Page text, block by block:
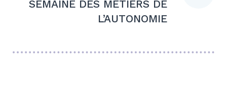
SEMAINE DES METIERS DE
L’AUTONOMIE